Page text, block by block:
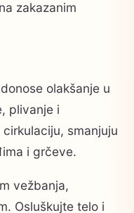
zakazanim
olakšanje u
plivanje i
smanjuju
i grčeve.
vežbanja,
Osluškujte telo i